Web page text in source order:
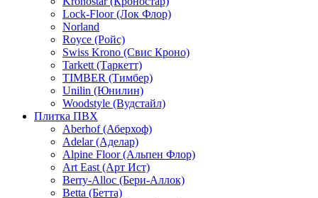
Lock-Floor (Лок Флор)
Norland
Royce (Ройс)
Swiss Krono (Свис Кроно)
Tarkett (Таркетт)
TIMBER (Тимбер)
Unilin (Юнилин)
Woodstyle (Вудстайл)
Плитка ПВХ
Aberhof (Аберхоф)
Adelar (Аделар)
Alpine Floor (Альпен Флор)
Art East (Арт Ист)
Berry-Alloc (Бери-Аллок)
Betta (Бетта)